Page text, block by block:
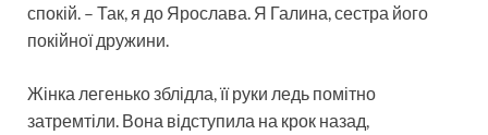
спокій. – Так, я до Ярослава. Я Галина, сестра його
покійної дружини.
Жінка легенько зблідла, її руки ледь помітно
затремтіли. Вона відступила на крок назад,